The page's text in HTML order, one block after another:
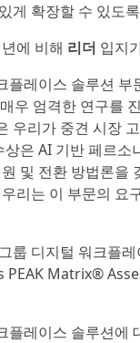
게 확장할 수 있도
에 비해 리더 입지
플레이스 솔루션
우 엄격한 연구를
우리가 중견 시장
상은 AI 기반 페르
및 전환 방법론을
리는 이 부문의 요
룹 디지털 워크플
Matrix®
플레이스 솔루션에